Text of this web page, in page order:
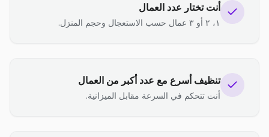
أنت تختار عدد العمال
١، ٢ أو ٣ عمال حسب الاستعجال وحجم المنزل.
تنظيف أسرع مع عدد أكبر من العمال
أنت تتحكم في السرعة مقابل الميزانية.